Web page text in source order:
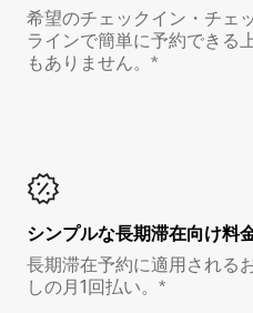
希望のチェックイン・チェ
ラインで簡単に予約できる
もありません。*
シンプルな長期滞在向け料
長期滞在予約に適用される
しの月1回払い。*